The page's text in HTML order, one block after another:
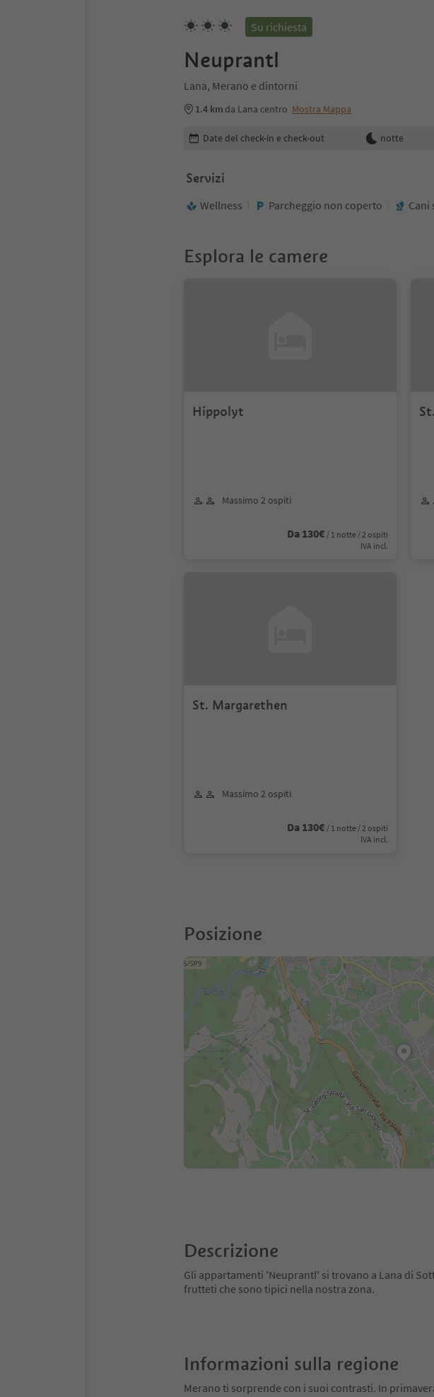
Su richiesta
Neuprantl
Lana, Merano e dintorni
1.4 km da Lana centro Mostra Mappa
Modifica i dettagli della prenotazione
Date del check-in e check-out notte
Servizi
Wellness Parcheggio non coperto Cani
Esplora le camere
Hippolyt
Massimo 2 ospiti
Da 130€ / 1 notte / 2 ospiti
IVA incl.
St. Margarethen
Massimo 2 ospiti
Da 130€ / 1 notte / 2 ospiti
IVA incl.
Posizione
Descrizione
Gli appartamenti 'Neuprantl' si trovano a Lana di
frutteti che sono tipici nella nostra zona.
Informazioni sulla regione
Merano ti sorprende con i suoi contrasti. In